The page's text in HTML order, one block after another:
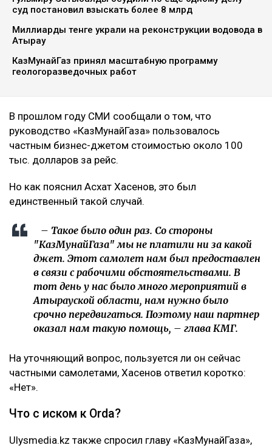
суд постановил взыскать более 8 млрд
Миллиарды тенге украли на реконструкции водовода в
Атырау
КазМунайГаз принял масштабную программу
геологоразведочных работ
В прошлом году СМИ сообщали о том, что
руководство «КазМунайГаза» пользовалось
частным бизнес-джетом стоимостью около 100
тыс. долларов за рейс.
Но как пояснил Асхат Хасенов, это был
единственный такой случай.
– Такое было один раз. Со стороны
"КазМунайГаза" мы не платили ни за какой
джет. Этот самолет нам был предоставлен
в связи с рабочими обстоятельствами. В
тот день у нас было много мероприятий в
Атырауской области, нам нужно было
срочно передвигаться. Поэтому наш партнер
оказал нам такую помощь, – глава КМГ.
На уточняющий вопрос, пользуется ли он сейчас
частными самолетами, Хасенов ответил коротко:
«Нет».
Что с иском к Orda?
Ulysmedia.kz также спросил главу «КазМунайГаза»,